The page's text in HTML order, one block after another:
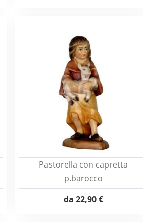
Pastorella con capretta
p.barocco
da 22,90 €